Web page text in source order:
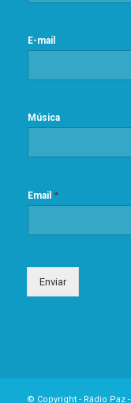
E-mail
Música
Email *
Enviar
© Copyright - Rádio Paz-